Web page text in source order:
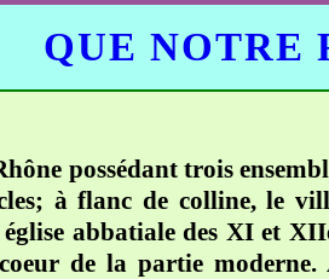
QUE NOTRE
possédant trois
à flanc de colline, le
abbatiale des XI et
de la partie